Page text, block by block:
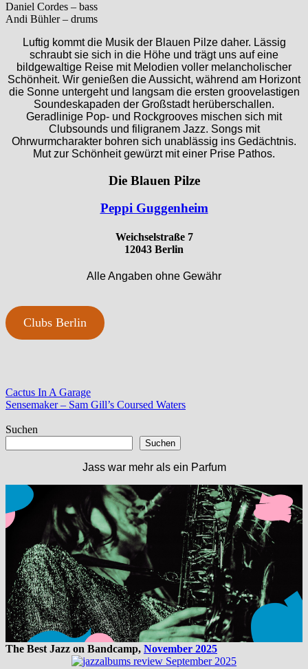
Daniel Cordes – bass
Andi Bühler – drums
Luftig kommt die Musik der Blauen Pilze daher. Lässig
schraubt sie sich in die Höhe und trägt uns auf eine
bildgewaltige Reise mit Melodien voller melancholischer
Schönheit. Wir genießen die Aussicht, während am Horizont
die Sonne untergeht und langsam die ersten groovelastigen
Soundeskapaden der Großstadt herüberschallen.
Geradlinige Pop- und Rockgrooves mischen sich mit
Clubsounds und filigranem Jazz. Songs mit
Ohrwurmcharakter bohren sich unablässig ins Gedächtnis.
Mut zur Schönheit gewürzt mit einer Prise Pathos.
Die Blauen Pilze
Peppi Guggenheim
Weichselstraße 7
12043 Berlin
Alle Angaben ohne Gewähr
Clubs Berlin
Beitragsnavigation
Vorheriger
Beitrag:
Cactus In A Garage
Nächster
Sensemaker – Sam Gill’s Coursed Waters
Suchen
Suchen
Jass war mehr als ein Parfum
The Best Jazz on Bandcamp, November 2025